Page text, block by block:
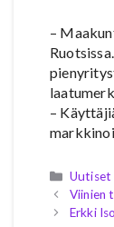
–
–
Uutiset
Viinien
Erkki